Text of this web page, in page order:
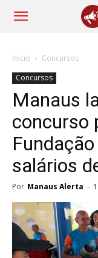
Início
Concursos
Concursos
Manaus
concurso
salários
Por Manaus Alerta -